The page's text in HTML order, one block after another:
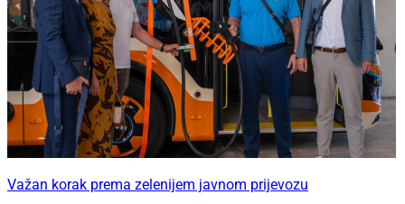
Važan korak prema zelenijem javnom prijevozu